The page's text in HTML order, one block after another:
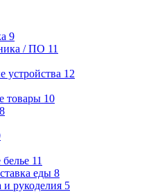
9
/ ПО 11
устройства 12
товары 10
8
белье 11
еды 8
и рукоделия 5